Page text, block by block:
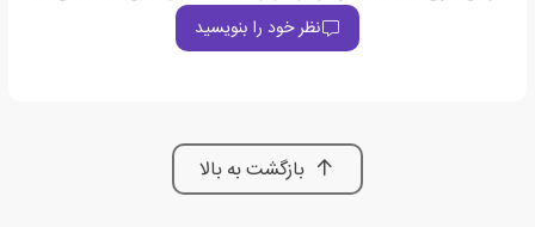
نظر خود را بنویسید
بازگشت به بالا